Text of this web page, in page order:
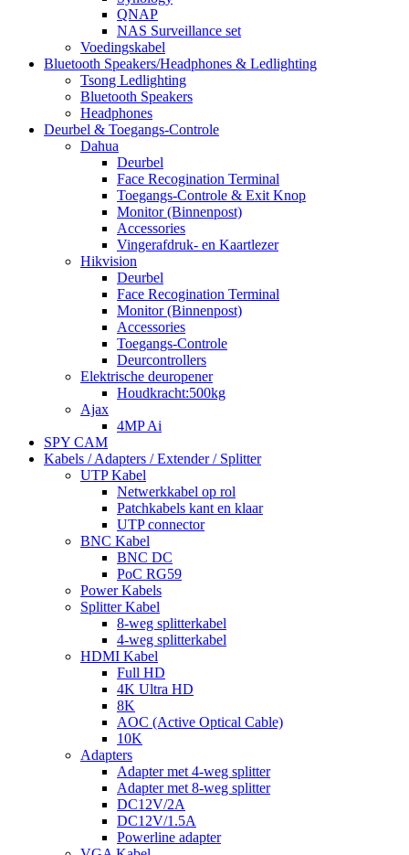
QNAP
NAS Surveillance set
Voedingskabel
Bluetooth Speakers/Headphones & Ledlighting
Tsong Ledlighting
Bluetooth Speakers
Headphones
Deurbel & Toegangs-Controle
Dahua
Deurbel
Face Recogination Terminal
Toegangs-Controle & Exit Knop
Monitor (Binnenpost)
Accessories
Vingerafdruk- en Kaartlezer
Hikvision
Deurbel
Face Recogination Terminal
Monitor (Binnenpost)
Accessories
Toegangs-Controle
Deurcontrollers
Elektrische deuropener
Houdkracht:500kg
Ajax
4MP Ai
SPY CAM
Kabels / Adapters / Extender / Splitter
UTP Kabel
Netwerkkabel op rol
Patchkabels kant en klaar
UTP connector
BNC Kabel
BNC DC
PoC RG59
Power Kabels
Splitter Kabel
8-weg splitterkabel
4-weg splitterkabel
HDMI Kabel
Full HD
4K Ultra HD
8K
AOC (Active Optical Cable)
10K
Adapters
Adapter met 4-weg splitter
Adapter met 8-weg splitter
DC12V/2A
DC12V/1.5A
Powerline adapter